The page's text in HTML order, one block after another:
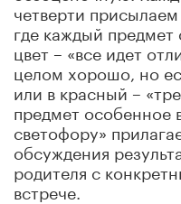
четверти
где каждый
цвет – «все идет
целом хорошо, но
или в красный –
предмет особенное
светофору»
обсуждения
родителя с
встрече.